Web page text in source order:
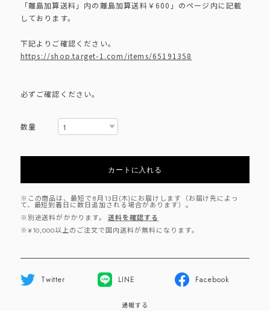
「離島加算送料」内の離島加算送料￥600」のページ内に記載
しております。
下記よりご確認ください。
https://shop.target-1.com/items/65191358
必ずご確認ください。
数量
カートに入れる
※この商品は、最短で8月13日(木)にお届けします（お届け先によっ
て、最短到着日に数日追加される場合があります）。
※別途送料がかかります。
送料を確認する
※¥10,000以上のご注文で国内送料が無料になります。
Twitter LINE Facebook
通報する